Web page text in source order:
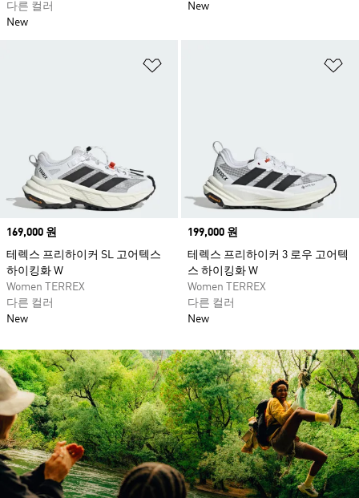
다른 컬러
New
New
Price
169,000 원
테렉스 프리하이커 SL 고어텍스
하이킹화 W
Women TERREX
다른 컬러
New
Price
199,000 원
테렉스 프리하이커 3 로우 고어텍
스 하이킹화 W
Women TERREX
다른 컬러
New